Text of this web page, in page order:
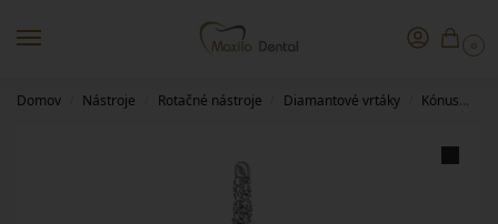
0
Domov Nástroje Rotačné nástroje Diamantové vrtáky Kónus